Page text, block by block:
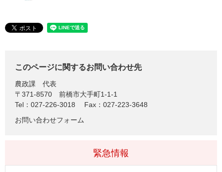
このページに関するお問い合わせ先
農政課
代表
〒371-8570
前橋市大手町1-1-1
Tel：027-226-3018
Fax：027-223-3648
お問い合わせフォーム
緊急情報